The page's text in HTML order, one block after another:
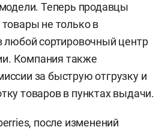
Теперь продавцы
не только в
сортировочный центр
Компания также
за быструю отгрузку и
товаров в пунктах выдачи.
после изменений